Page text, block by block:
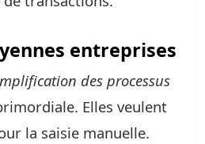
entreprises
des processus
Elles veulent
la saisie manuelle.